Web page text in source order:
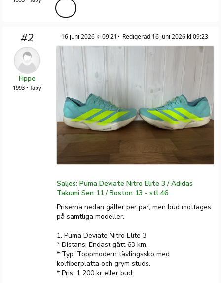
#2
Fippe
1993 • Täby
16 juni 2026 kl 09:21 Redigerad 16 juni 2026 kl 09:23
Säljes: Puma Deviate Nitro Elite 3 / Adidas
Takumi Sen 11 / Boston 13 - stl 46
Priserna nedan gäller per par, men bud mottages
på samtliga modeller.
1. Puma Deviate Nitro Elite 3
* Distans: Endast gått 63 km.
* Typ: Toppmodern tävlingssko med
kolfiberplatta och grym studs.
* Pris: 1 200 kr eller bud